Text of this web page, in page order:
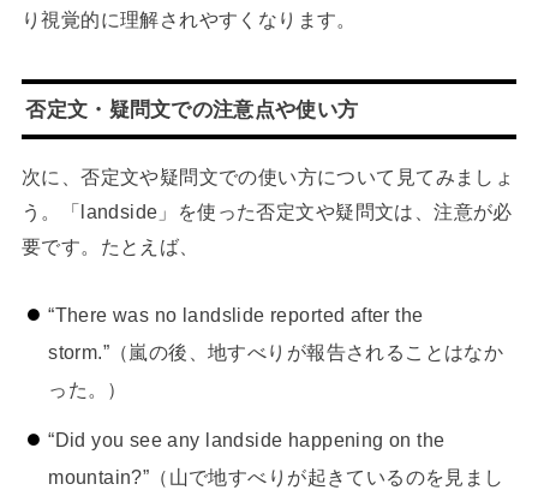
り視覚的に理解されやすくなります。
否定文・疑問文での注意点や使い方
次に、否定文や疑問文での使い方について見てみましょ
う。「landside」を使った否定文や疑問文は、注意が必
要です。たとえば、
“There was no landslide reported after the
storm.”（嵐の後、地すべりが報告されることはなか
った。）
“Did you see any landside happening on the
mountain?”（山で地すべりが起きているのを見まし